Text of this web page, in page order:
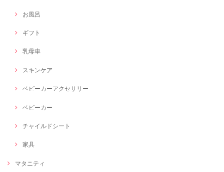
お風呂
ギフト
乳母車
スキンケア
ベビーカーアクセサリー
ベビーカー
チャイルドシート
家具
マタニティ